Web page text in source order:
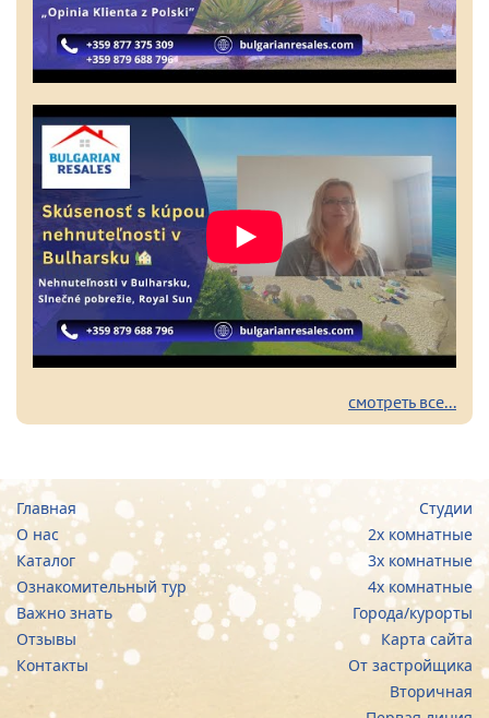
смотреть все...
Главная
О нас
Каталог
Ознакомительный тур
Важно знать
Отзывы
Контакты
Студии
2х комнатные
3х комнатные
4х комнатные
Города/курорты
Карта сайта
От застройщика
Вторичная